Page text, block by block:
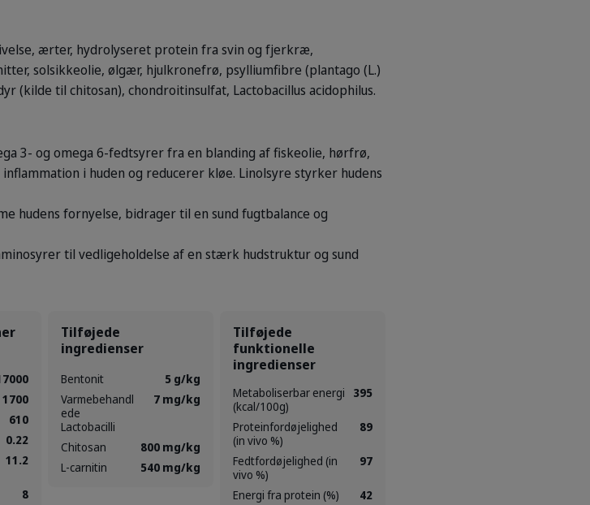
ærter, hydrolyseret protein fra svin og fjerkræ,
solsikkeolie, ølgær, hjulkronefrø, psylliumfibre (plantago (L.)
(kilde til chitosan), chondroitinsulfat, Lactobacillus acidophilus.
3- og omega 6-fedtsyrer fra en blanding af fiskeolie, hørfrø,
i huden og reducerer kløe. Linolsyre styrker hudens
hudens fornyelse, bidrager til en sund fugtbalance og
til vedligeholdelse af en stærk hudstruktur og sund
1700
610
0.22
11.2
8
Tilføjede
ingredienser
Bentonit
5 g/kg
Varmebehandl
ede
Lactobacilli
7 mg/kg
Chitosan
800 mg/kg
L-carnitin
540 mg/kg
Tilføjede
funktionelle
ingredienser
Metaboliserbar energi
(kcal/100g)
395
Proteinfordøjelighed
(in vivo %)
89
Fedtfordøjelighed (in
vivo %)
97
Energi fra protein (%) 42